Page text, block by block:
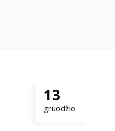
13
gruodžio